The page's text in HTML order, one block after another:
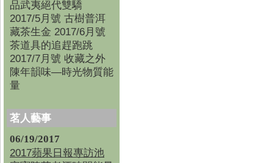
品武夷絕代雙驕
2017/5月號 古樹普洱
藏茶生金 2017/6月號
茶道具的追趕跑跳
2017/7月號 收藏之外
陳年韻味—時光物質能
量
茗人藝事
06/19/2017
2017蘋果日報專訪池